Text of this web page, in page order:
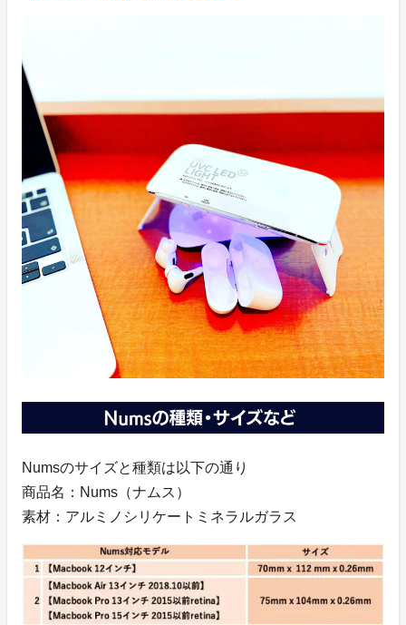
Numsのサイズと種類は以下の通り
商品名：Nums（ナムス）
素材：アルミノシリケートミネラルガラス